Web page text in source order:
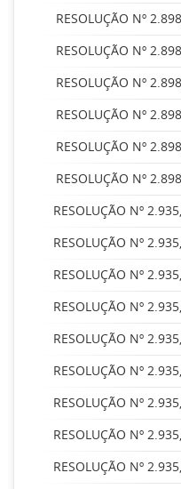
RESOLUÇÃO Nº
RESOLUÇÃO Nº
RESOLUÇÃO Nº
RESOLUÇÃO Nº
RESOLUÇÃO Nº
RESOLUÇÃO Nº
RESOLUÇÃO Nº
RESOLUÇÃO Nº
RESOLUÇÃO Nº
RESOLUÇÃO Nº
RESOLUÇÃO Nº
RESOLUÇÃO Nº
RESOLUÇÃO Nº
RESOLUÇÃO Nº
RESOLUÇÃO Nº